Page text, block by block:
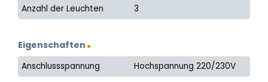
Anzahl der Leuchten
3
Eigenschaften
Anschlussspannung Hochspannung 220/230V